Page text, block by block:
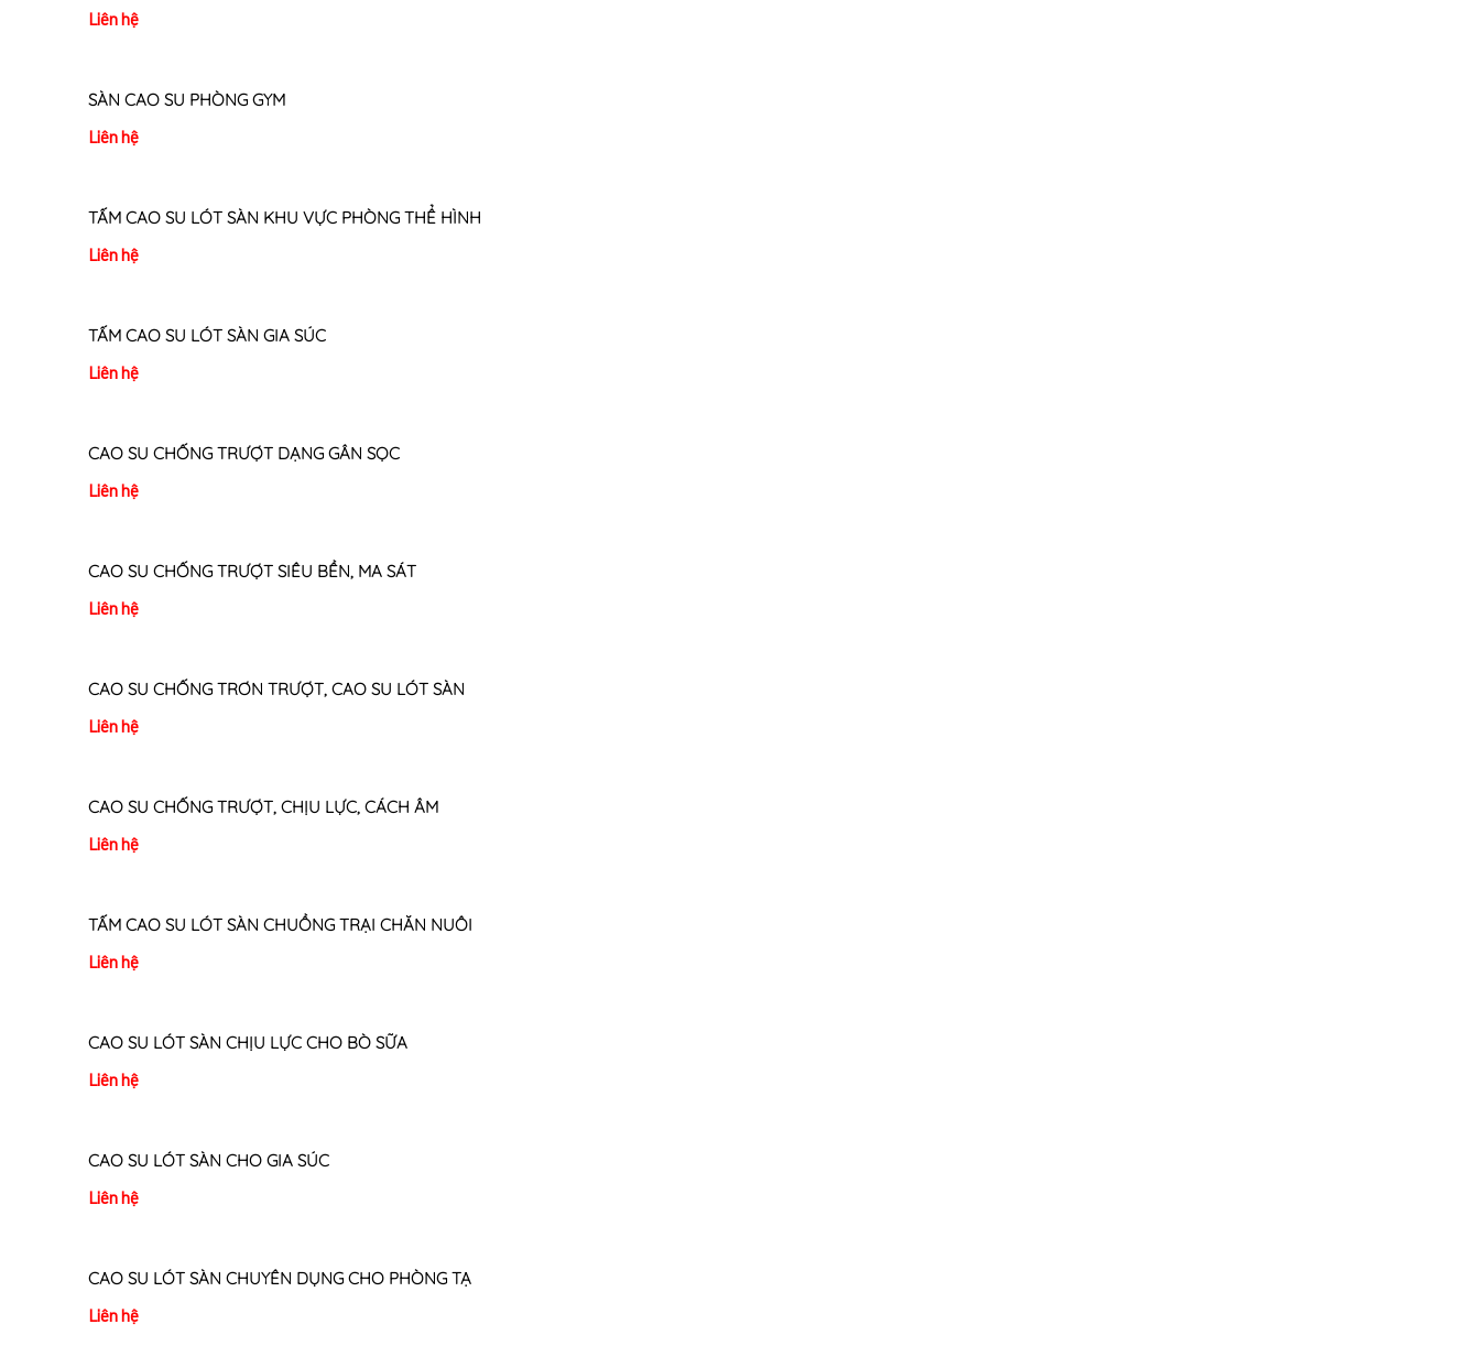
Liên hệ
SÀN CAO SU PHÒNG GYM
Liên hệ
TẤM CAO SU LÓT SÀN KHU VỰC PHÒNG THỂ HÌNH
Liên hệ
TẤM CAO SU LÓT SÀN GIA SÚC
Liên hệ
CAO SU CHỐNG TRƯỢT DẠNG GÂN SỌC
Liên hệ
CAO SU CHỐNG TRƯỢT SIÊU BỀN, MA SÁT
Liên hệ
CAO SU CHỐNG TRƠN TRƯỢT, CAO SU LÓT SÀN
Liên hệ
CAO SU CHỐNG TRƯỢT, CHỊU LỰC, CÁCH ÂM
Liên hệ
TẤM CAO SU LÓT SÀN CHUỒNG TRẠI CHĂN NUÔI
Liên hệ
CAO SU LÓT SÀN CHỊU LỰC CHO BÒ SỮA
Liên hệ
CAO SU LÓT SÀN CHO GIA SÚC
Liên hệ
CAO SU LÓT SÀN CHUYÊN DỤNG CHO PHÒNG TẠ
Liên hệ